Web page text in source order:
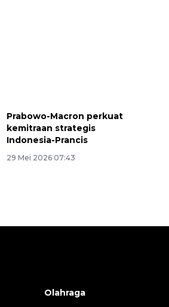
Prabowo-Macron perkuat
kemitraan strategis
Indonesia-Prancis
29 Mei 2026 07:43
Olahraga